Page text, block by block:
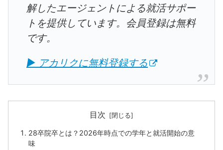
解したエージェントによる就活サポー
トを提供しています。会員登録は無料
です。
▶ アカリクに無料登録する
目次
28卒院卒とは？2026年時点での学年と就活開始の意
味